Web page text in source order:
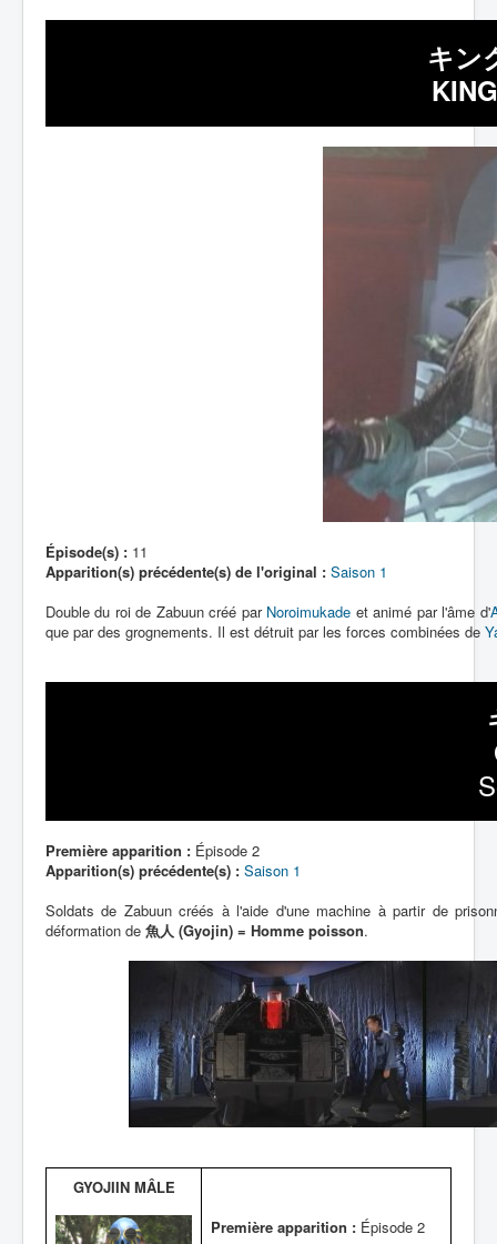
キン
Épisode(s) : 11
Apparition(s) précédente(s) de l'original : Saison 1
Double du roi de Zabuun créé par Noroimukade et animé par l'âme d'
que par des grognements. Il est détruit par les forces combinées de
Première apparition : Épisode 2
Apparition(s) précédente(s) : Saison 1
Soldats de Zabuun créés à l'aide d'une machine à partir de
déformation de 魚人 (Gyojin) = Homme poisson.
GYOJIIN MÂLE
Première apparition : Épisode 2